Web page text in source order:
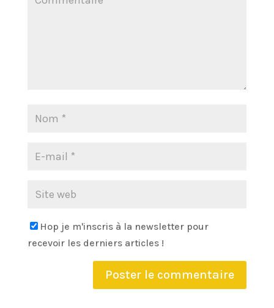
Hop je m'inscris à la newsletter pour
recevoir les derniers articles !